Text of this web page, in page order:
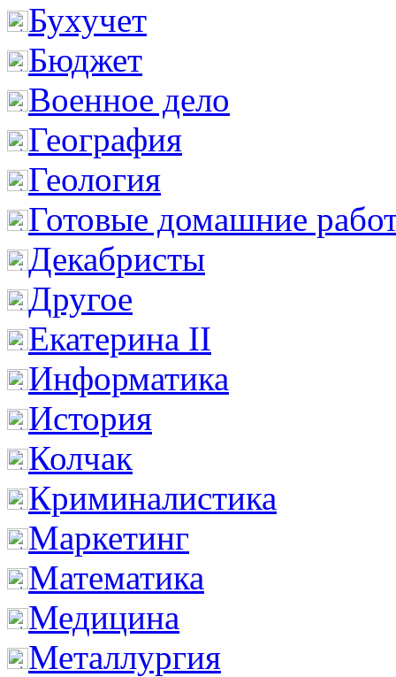
Бухучет
Бюджет
Военное дело
География
Геология
Готовые домашние
Декабристы
Другое
Екатерина II
Информатика
История
Колчак
Криминалистика
Маркетинг
Математика
Медицина
Металлургия